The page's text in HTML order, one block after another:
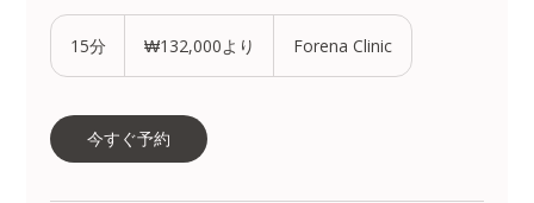
15分
よ
り
₩132,000より Forena Clinic
今すぐ予約